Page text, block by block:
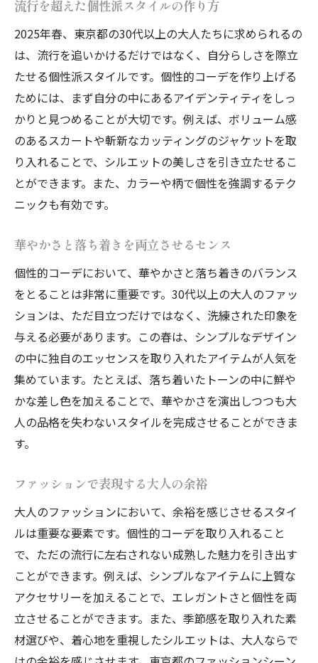
流行を超えた個性派スタイルの作り方
2025年春、東京都の30代以上の大人たちに求められるの
は、流行を追いかけるだけではなく、自分らしさを際立
たせる個性派スタイルです。個性的コーデを作り上げる
ためには、まず自分の中にあるアイデンティティをしっ
かりと見つめることが大切です。例えば、ボリューム感
のあるスカートや斬新なカッティングのジャケットを取
り入れることで、シルエットの美しさを引き立たせるこ
とができます。また、カラーや柄で個性を強調するテク
ニックも有効です。
華やかさと落ち着きを両立させるセンス
個性的コーデにおいて、華やかさと落ち着きのバランス
をとることは非常に重要です。30代以上の大人のファッ
ションは、ただ目立つだけではなく、洗練された印象を
与える必要があります。この春は、シンプルなデザイン
の中に独自のエッセンスを取り入れたアイテムが人気を
集めています。たとえば、落ち着いたトーンの中に鮮や
かな差し色を加えることで、華やかさを演出しつつも大
人の品格を失わないスタイルを完成させることができま
す。
ファッションで表現する大人の余裕
大人のファッションにおいて、余裕を感じさせるスタイ
ルは重要な要素です。個性的コーデを取り入れること
で、ただの流行に左右されない成熟した魅力を引き出す
ことができます。例えば、シンプルなアイテムに上質な
アクセサリーを加えることで、エレガントさと個性を両
立させることができます。また、季節感を取り入れた素
材選びや、着心地を重視したシルエットは、大人ならで